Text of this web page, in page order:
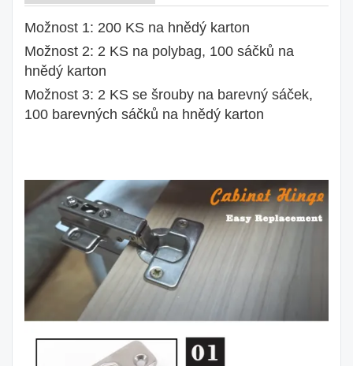
Možnost 1: 200 KS na hnědý karton
Možnost 2: 2 KS na polybag, 100 sáčků na
hnědý karton
Možnost 3: 2 KS se šrouby na barevný sáček,
100 barevných sáčků na hnědý karton